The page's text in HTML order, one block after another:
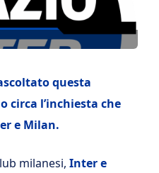
questa
circa l’inchiesta che
e Milan.
milanesi, Inter e